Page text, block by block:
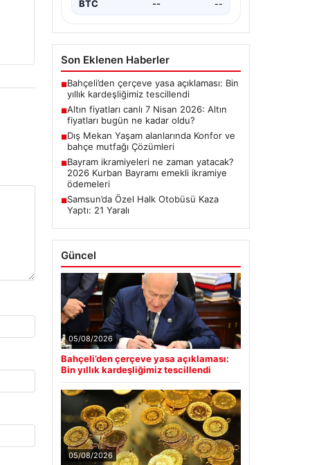
BTC -- --
Son Eklenen Haberler
■Bahçeli’den çerçeve yasa açıklaması: Bin
yıllık kardeşliğimiz tescillendi
■Altın fiyatları canlı 7 Nisan 2026: Altın
fiyatları bugün ne kadar oldu?
■Dış Mekan Yaşam alanlarında Konfor ve
bahçe mutfağı Çözümleri
■Bayram ikramiyeleri ne zaman yatacak?
2026 Kurban Bayramı emekli ikramiye
ödemeleri
■Samsun’da Özel Halk Otobüsü Kaza
Yaptı: 21 Yaralı
Güncel
05/08/2026
Bahçeli’den çerçeve yasa açıklaması:
Bin yıllık kardeşliğimiz tescillendi
05/08/2026